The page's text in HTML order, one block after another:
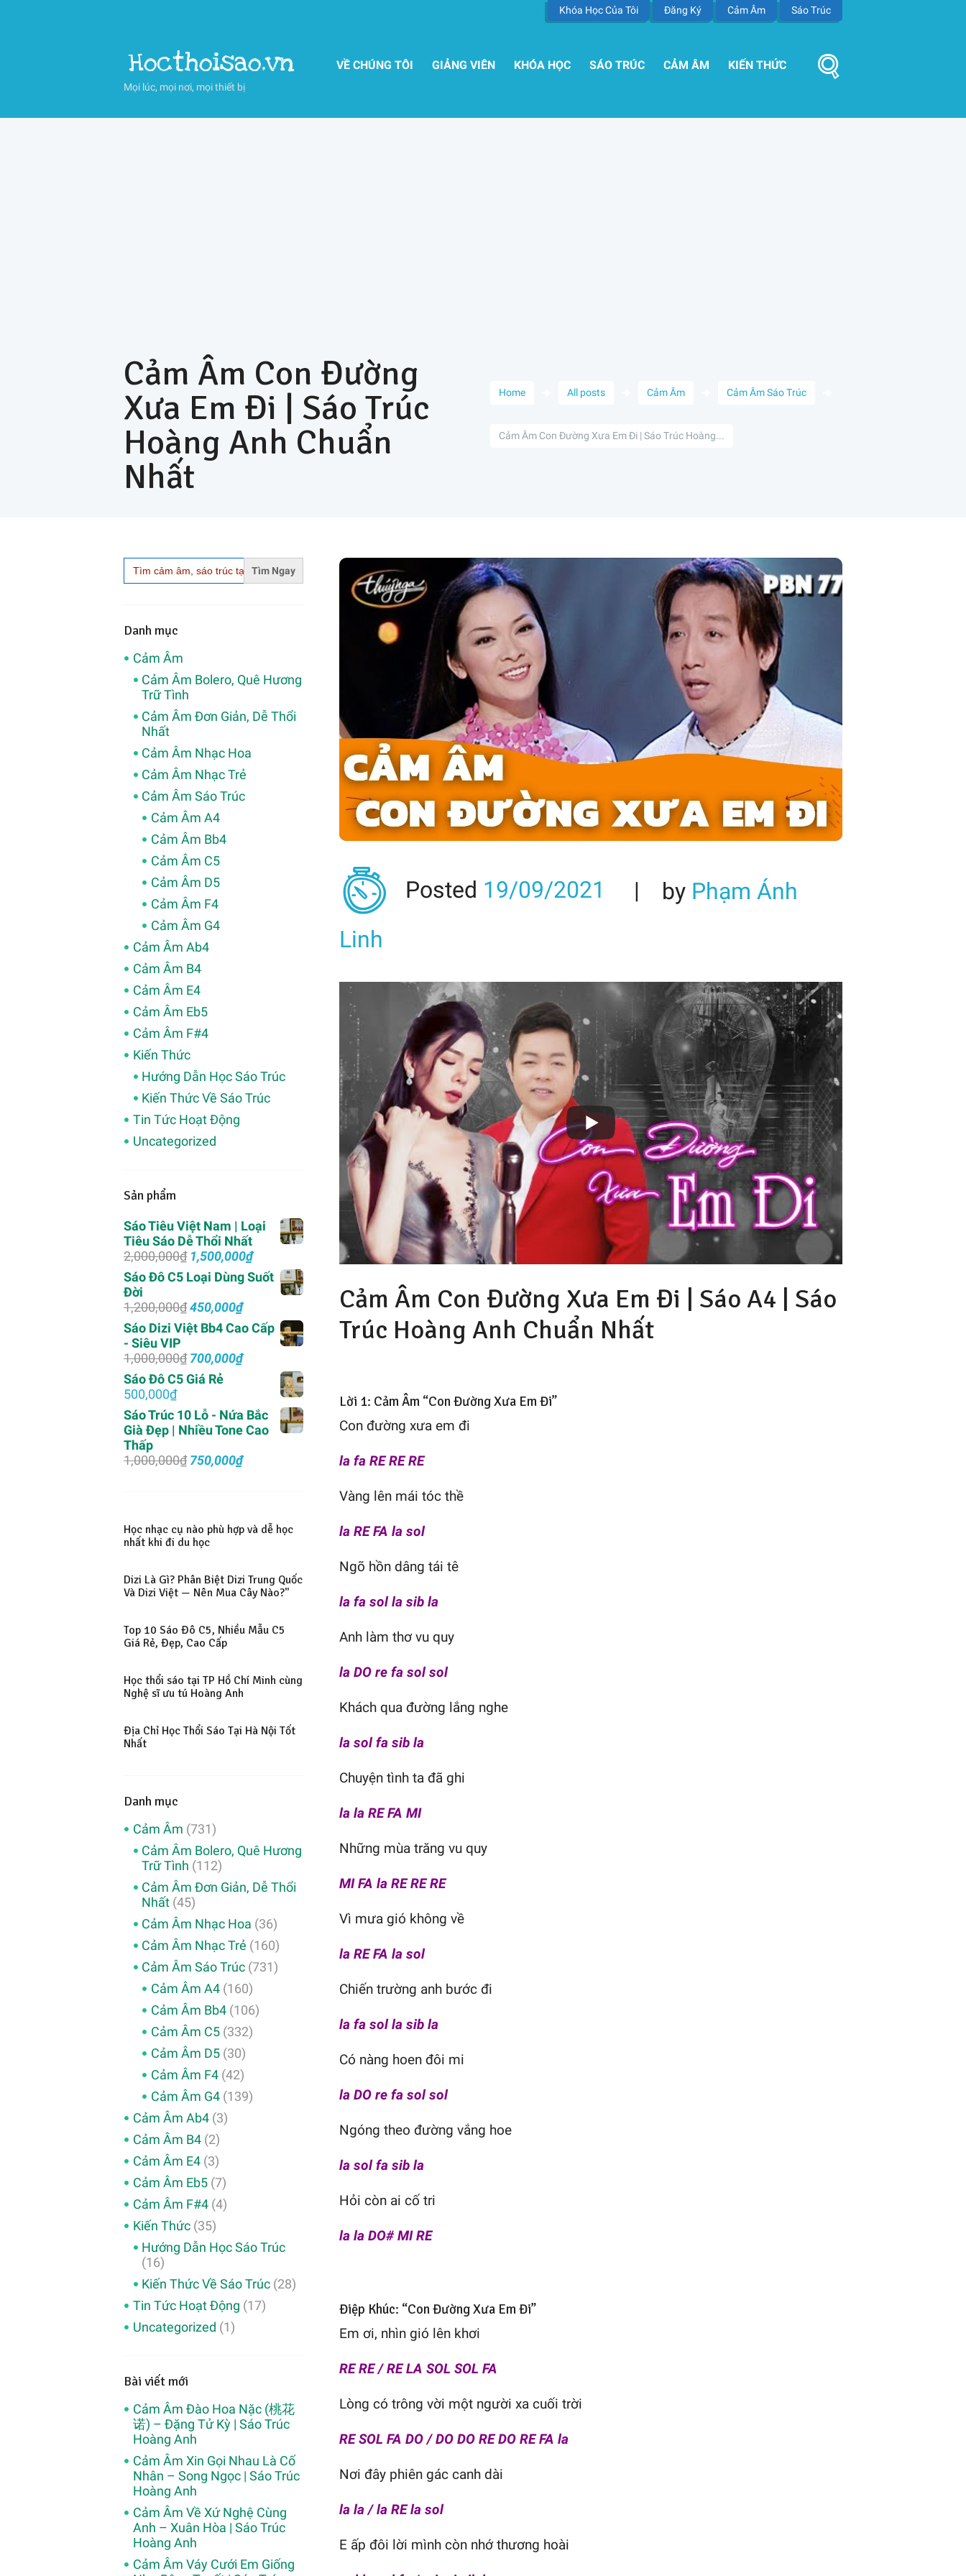
Khóa Học Của Tôi Đăng Ký Cảm Âm Sáo Trúc
Hocthoisao.vn
Mọi lúc, mọi nơi, mọi thiết bị
VỀ CHÚNG TÔI GIẢNG VIÊN KHÓA HỌC SÁO TRÚC CẢM ÂM KIẾN THỨC
Home All posts Cảm Âm Cảm Âm Sáo Trúc
Cảm Âm Con Đường Xưa Em Đi | Sáo Trúc Hoàng...
Cảm Âm Con Đường
Xưa Em Đi | Sáo Trúc
Hoàng Anh Chuẩn
Nhất
Posted 19/09/2021 by Phạm Ánh
Linh
Cảm Âm Con Đường Xưa Em Đi | Sáo A4 | Sáo
Trúc Hoàng Anh Chuẩn Nhất
Lời 1: Cảm Âm “Con Đường Xưa Em Đi”
Con đường xưa em đi
la fa RE RE RE
Vàng lên mái tóc thề
la RE FA la sol
Ngõ hồn dâng tái tê
la fa sol la sib la
Anh làm thơ vu quy
la DO re fa sol sol
Khách qua đường lắng nghe
la sol fa sib la
Chuyện tình ta đã ghi
la la RE FA MI
Những mùa trăng vu quy
MI FA la RE RE RE
Vì mưa gió không về
la RE FA la sol
Chiến trường anh bước đi
la fa sol la sib la
Có nàng hoen đôi mi
la DO re fa sol sol
Ngóng theo đường vắng hoe
la sol fa sib la
Hỏi còn ai cố tri
la la DO# MI RE
Điệp Khúc: “Con Đường Xưa Em Đi”
Em ơi, nhìn gió lên khơi
RE RE / RE LA SOL SOL FA
Lòng có trông vời một người xa cuối trời
RE SOL FA DO / DO DO RE DO RE FA la
Nơi đây phiên gác canh dài
la la / la RE la sol
E ấp đôi lời mình còn nhớ thương hoài
Search
for:
Danh mục
Cảm Âm
Cảm Âm Bolero, Quê Hương
Trữ Tình
Cảm Âm Đơn Giản, Dễ Thổi
Nhất
Cảm Âm Nhạc Hoa
Cảm Âm Nhạc Trẻ
Cảm Âm Sáo Trúc
Cảm Âm A4
Cảm Âm Bb4
Cảm Âm C5
Cảm Âm D5
Cảm Âm F4
Cảm Âm G4
Cảm Âm Ab4
Cảm Âm B4
Cảm Âm E4
Cảm Âm Eb5
Cảm Âm F#4
Kiến Thức
Hướng Dẫn Học Sáo Trúc
Kiến Thức Về Sáo Trúc
Tin Tức Hoạt Động
Uncategorized
Sản phẩm
Sáo Tiêu Việt Nam | Loại
Tiêu Sáo Dễ Thổi Nhất
2,000,000₫ Giá
gốc
là:
2,000,000₫.
1,500,000₫Giá
hiện
tại
Sáo Đô C5 Loại Dùng Suốt
Đời
1,200,000₫Giá
gốc
là:
1,200,000₫.
450,000₫Giá
hiện
tại
là:
Sáo Dizi Việt Bb4 Cao Cấp
- Siêu VIP
1,000,000₫ Giá
gốc
là:
700,000₫Giá
700,000₫.
Sáo Đô C5 Giá Rẻ
500,000₫
Sáo Trúc 10 Lỗ - Nứa Bắc
Già Đẹp | Nhiều Tone Cao
Thấp
1,000,000₫ Giá
750,000₫Giá
750,000₫.
Học nhạc cụ nào phù hợp và dễ học
nhất khi đi du học
Dizi Là Gì? Phân Biệt Dizi Trung Quốc
Và Dizi Việt — Nên Mua Cây Nào?"
Top 10 Sáo Đô C5, Nhiều Mẫu C5
Giá Rẻ, Đẹp, Cao Cấp
Học thổi sáo tại TP Hồ Chí Minh cùng
Nghệ sĩ ưu tú Hoàng Anh
Địa Chỉ Học Thổi Sáo Tại Hà Nội Tốt
Nhất
Danh mục
Cảm Âm (731)
Cảm Âm Bolero, Quê Hương
Trữ Tình (112)
Cảm Âm Đơn Giản, Dễ Thổi
Nhất (45)
Cảm Âm Nhạc Hoa (36)
Cảm Âm Nhạc Trẻ (160)
Cảm Âm Sáo Trúc (731)
Cảm Âm A4(160)
Cảm Âm Bb4(106)
Cảm Âm C5(332)
Cảm Âm D5(30)
Cảm Âm F4(42)
Cảm Âm G4(139)
Cảm Âm Ab4(3)
Cảm Âm B4(2)
Cảm Âm E4(3)
Cảm Âm Eb5(7)
Cảm Âm F#4(4)
Kiến Thức(35)
Hướng Dẫn Học Sáo Trúc
(16)
Kiến Thức Về Sáo Trúc (28)
Tin Tức Hoạt Động (17)
Uncategorized (1)
Bài viết mới
Cảm Âm Đào Hoa Nặc (桃花
诺) – Đặng Tử Kỳ | Sáo Trúc
Hoàng Anh
Cảm Âm Xin Gọi Nhau Là Cố
Nhân – Song Ngọc | Sáo Trúc
Hoàng Anh
Cảm Âm Về Xứ Nghệ Cùng
Anh – Xuân Hòa | Sáo Trúc
Hoàng Anh
Cảm Âm Váy Cưới Em Giống